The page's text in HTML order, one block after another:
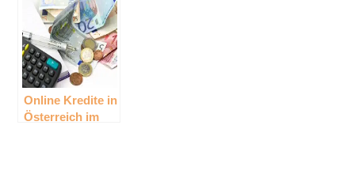
Österreich
Online Kredite in
Österreich im